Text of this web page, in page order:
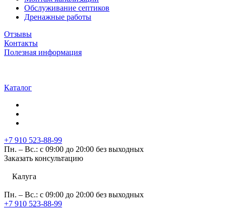
Обслуживание септиков
Дренажные работы
Отзывы
Контакты
Полезная информация
Каталог
+7 910 523-88-99
Пн. – Вс.: с 09:00 до 20:00 без выходных
Заказать консультацию
Калуга
Пн. – Вс.: с 09:00 до 20:00 без выходных
+7 910 523-88-99